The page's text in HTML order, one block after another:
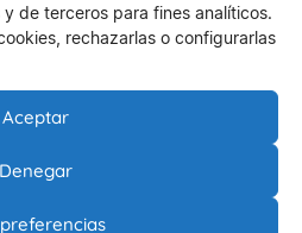
de terceros para fines analíticos.
rechazarlas o configurarlas
Aceptar
Denegar
Municipals, SA